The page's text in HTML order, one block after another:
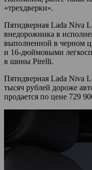
«трехдверки».
Пятидверная Lada Niva
внедорожника в
выполненной в черном
и 16-дюймовыми
в шины Pirelli.
Пятидверная Lada Niva
тысяч рублей дороже
продается по цене 729